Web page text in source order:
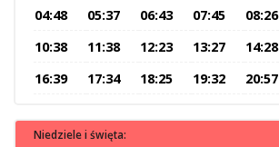
Centrum Obsługi Klienta
O Spółce
04:48 05:37 06:43 07:45 08:26
10:38
11:38 12:23 13:27 14:28
16:39
17:34 18:25 19:32 20:57
Niedziele i święta: